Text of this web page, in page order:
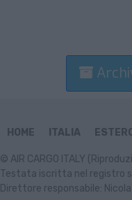
HOME ITALIA
© AIR CARGO ITALY
Testata iscritta nel registro
Direttore responsabile: